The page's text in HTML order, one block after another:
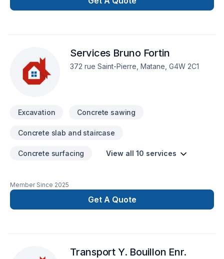
avec passion et professionnalisme. Nous privilégions la
simple : offrir un service d'exception, centré sur vos besoins
et vos aspirations.
Services Bruno Fortin
372 rue Saint-Pierre, Matane, G4W 2C1
Excavation Concrete sawing
Concrete slab and staircase
Concrete surfacing View all 10 services
Member Since 2025
Get A Quote
Transport Y. Bouillon Enr.